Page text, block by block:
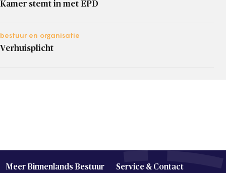
Kamer stemt in met EPD
bestuur en organisatie
Verhuisplicht
Meer Binnenlands Bestuur Service & Contact